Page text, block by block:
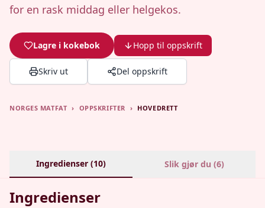
for en rask middag eller helgekos.
Lagre i kokebok Hopp til oppskrift
Skriv ut Del oppskrift
NORGES MATFAT › OPPSKRIFTER › HOVEDRETT
Ingredienser (10) Slik gjør du (6)
Ingredienser